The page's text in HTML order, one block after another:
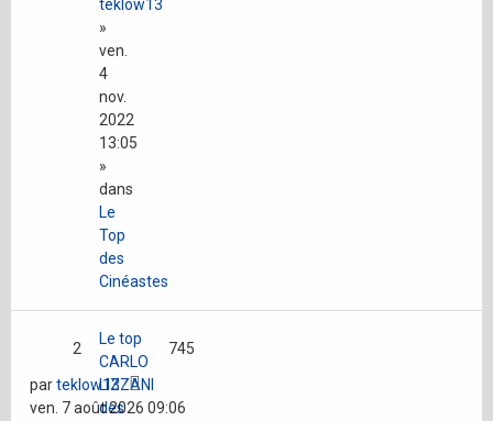
teklow13
»
ven.
4
nov.
2022
13:05
»
dans
Le
Top
des
Cinéastes
Le top
CARLO
LIZZANI
des
2 745
parteklow13
ven. 7 août 2026 09:06